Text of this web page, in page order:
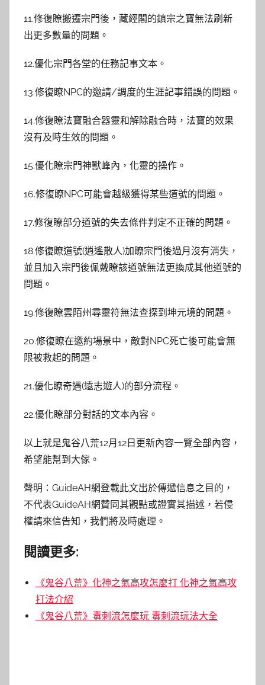
11.修復瞭搬遷宗門後，藏經閣的鎮宗之寶無法刷新
出更多數量的問題。
12.優化宗門各堂的任務記事文本。
13.修復瞭NPC的邀請/調度的生涯記事錯誤的問題。
14.修復瞭法寶融合器靈和解除融合時，法寶的效果
沒有及時生效的問題。
15.優化瞭宗門神獸峰內，化靈的操作。
16.修復瞭NPC可能會越級獲得某些道號的問題。
17.修復瞭部分道號的失去條件判定不正確的問題。
18.修復瞭道號(逍遙散人)加瞭宗門後過月沒有消失，
並且加入宗門後佩戴瞭該道號無法更換成其他道號的
問題。
19.修復瞭雲陌州尋靈符無法查探到坤元境的問題。
20.修復瞭在邀約場景中，敵對NPC死亡後可能會無
限被救起的問題。
21.優化瞭奇遇(遠志遊人)的部分流程。
22.優化瞭部分對話的文本內容。
以上就是鬼谷八荒12月12日更新內容一覽全部內容，
希望能幫到大傢。
聲明：GuideAH網登載此文出於傳遞信息之目的，
不代表GuideAH網贊同其觀點或證實其描述，若侵
權請來信告知，我們將及時處理。
閱讀更多:
《鬼谷八荒》化神之氣高攻怎麼打 化神之氣高攻
打法介紹
《鬼谷八荒》毒刺流怎麼玩 毒刺流玩法大全